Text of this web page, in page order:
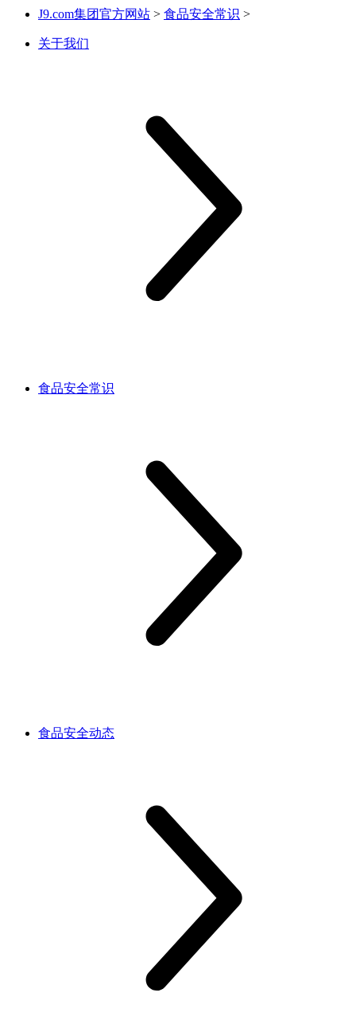
J9.com集团官方网站 > 食品安全常识 >
关于我们
食品安全常识
食品安全动态